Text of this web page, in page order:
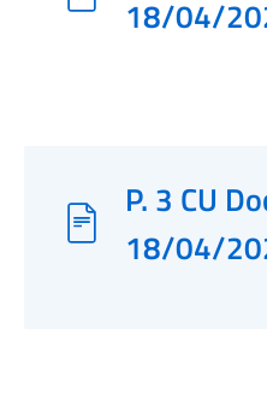
18/04/
P. 3 CU
18/04/